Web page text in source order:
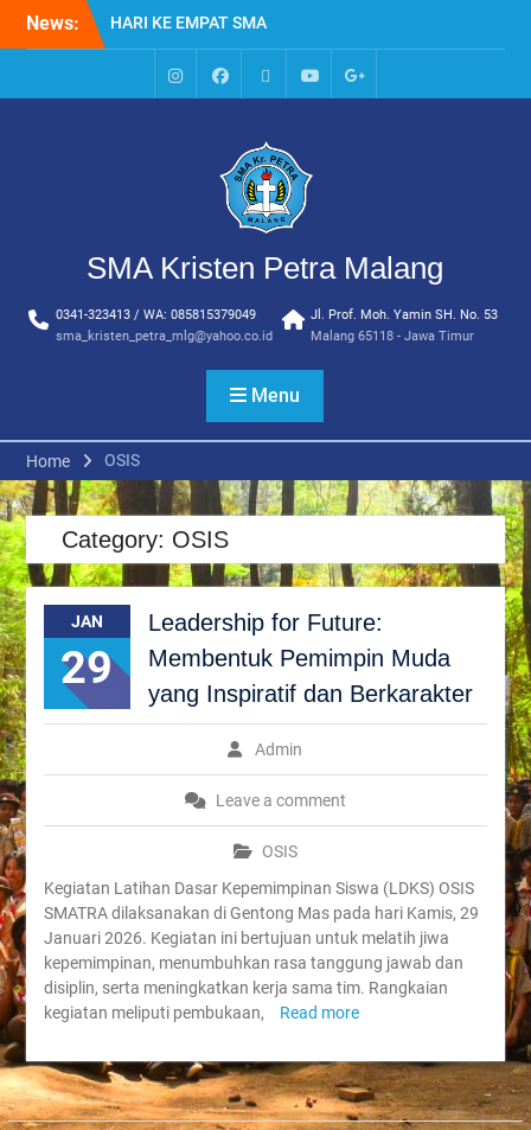
News:
HARI KE EMPAT SMA
KRISTEN PETRA MALANG
MPLS HARI KE TIGA SMA
KRISTEN PETRA MALANG
LINGKUNGAN SEKOLAH DI
SMA KRISTEN PETRA
AJARAN BARU YBPK
MPLS HARI KE 5 SMA
KRISTEN PETRA MALANG
IG
FacebookWhatsappYoutubeGoogle+
SMA Kristen Petra Malang
0341-323413 / WA: 085815379049
sma_kristen_petra_mlg@yahoo.co.id
Jl. Prof. Moh. Yamin SH. No. 53
Malang 65118 - Jawa Timur
Menu
Home OSIS
Category: OSIS
JAN
29
Leadership for Future:
Membentuk Pemimpin Muda
yang Inspiratif dan Berkarakter
Admin
Leave a comment
OSIS
Kegiatan Latihan Dasar Kepemimpinan Siswa (LDKS) OSIS
SMATRA dilaksanakan di Gentong Mas pada hari Kamis, 29
Januari 2026. Kegiatan ini bertujuan untuk melatih jiwa
kepemimpinan, menumbuhkan rasa tanggung jawab dan
disiplin, serta meningkatkan kerja sama tim. Rangkaian
kegiatan meliputi pembukaan,
Read more